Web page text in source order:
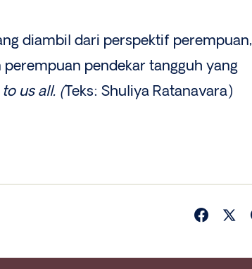
diambil dari perspektif perempuan,
pendekar tangguh yang
us all. (Teks: Shuliya Ratanavara)